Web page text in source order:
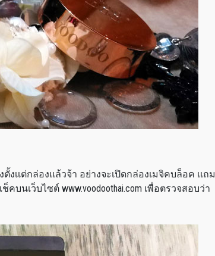
งเเต่กล่องเเล้วจ้า อย่างจะเปิดกล่องเมจิคบล็อค เเถม
บนเว็บไซต์ www.voodoothai.com เพื่อตรวจสอบว่า